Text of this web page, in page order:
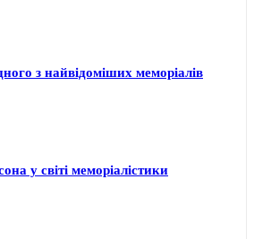
з найвідоміших меморіалів
у світі меморіалістики